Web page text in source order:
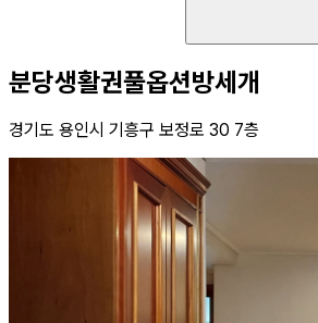
분당생활권풀옵션방세개
경기도 용인시 기흥구 보정로 30 7층